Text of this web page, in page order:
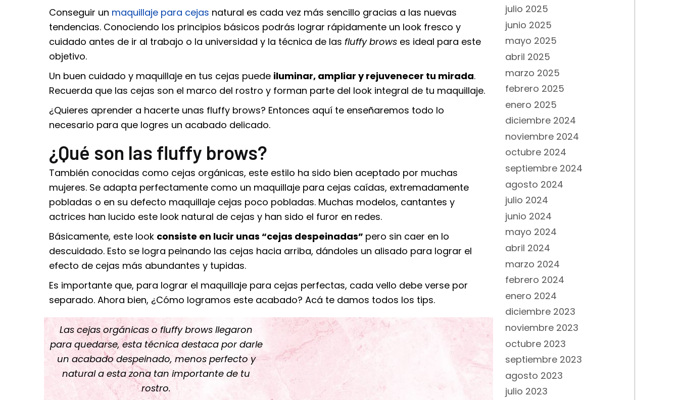
Conseguir un maquillaje para cejas natural es cada vez más sencillo gracias a las nuevas
tendencias. Conociendo los principios básicos podrás lograr rápidamente un look fresco y
cuidado antes de ir al trabajo o la universidad y la técnica de las fluffy brows es ideal para este
objetivo.
Un buen cuidado y maquillaje en tus cejas puede iluminar, ampliar y rejuvenecer tu mirada.
Recuerda que las cejas son el marco del rostro y forman parte del look integral de tu maquillaje.
¿Quieres aprender a hacerte unas fluffy brows? Entonces aquí te enseñaremos todo lo
necesario para que logres un acabado delicado.
¿Qué son las fluffy brows?
También conocidas como cejas orgánicas, este estilo ha sido bien aceptado por muchas
mujeres. Se adapta perfectamente como un maquillaje para cejas caídas, extremadamente
pobladas o en su defecto maquillaje cejas poco pobladas. Muchas modelos, cantantes y
actrices han lucido este look natural de cejas y han sido el furor en redes.
Básicamente, este look consiste en lucir unas “cejas despeinadas” pero sin caer en lo
descuidado. Esto se logra peinando las cejas hacia arriba, dándoles un alisado para lograr el
efecto de cejas más abundantes y tupidas.
Es importante que, para lograr el maquillaje para cejas perfectas, cada vello debe verse por
separado. Ahora bien, ¿Cómo logramos este acabado? Acá te damos todos los tips.
Las cejas orgánicas o fluffy brows llegaron
para quedarse, esta técnica destaca por darle
un acabado despeinado, menos perfecto y
natural a esta zona tan importante de tu
rostro.
julio 2025
junio 2025
mayo 2025
abril 2025
marzo 2025
febrero 2025
enero 2025
diciembre 2024
noviembre 2024
octubre 2024
septiembre 2024
agosto 2024
julio 2024
junio 2024
mayo 2024
abril 2024
marzo 2024
febrero 2024
enero 2024
diciembre 2023
noviembre 2023
octubre 2023
septiembre 2023
agosto 2023
julio 2023